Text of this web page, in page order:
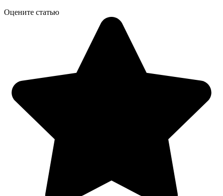
Оцените статью